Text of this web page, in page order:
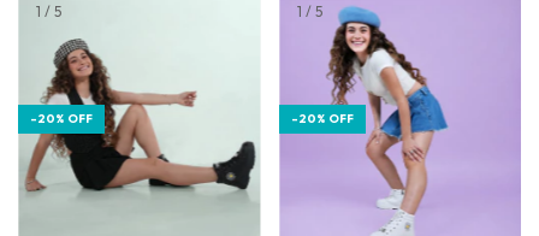
1 / 5
-20% OFF
1 / 5
-20% OFF